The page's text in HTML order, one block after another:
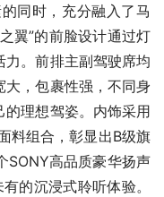
同时，充分融入了马
翼”的前脸设计通过灯
。前排主副驾驶席均
，包裹性强，不同身
理想驾姿。内饰采用
料组合，彰显出B级旗
SONY高品质豪华扬声
的沉浸式聆听体验。